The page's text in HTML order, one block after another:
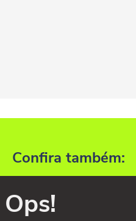
Confira também:
Ops!